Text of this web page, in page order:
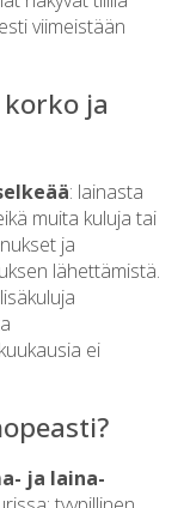
viimeistään
ja
: lainasta
muita kuluja tai
ja
lähettämistä.
ei
ja laina-